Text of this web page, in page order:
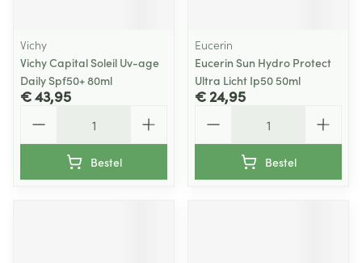
Vichy
Vichy Capital Soleil Uv-age
Daily Spf50+ 80ml
€ 43,95
Bestel
Eucerin
Eucerin Sun Hydro Protect
Ultra Licht Ip50 50ml
€ 24,95
Bestel